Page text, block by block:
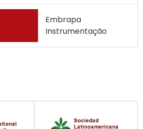
Embrapa
Instrumentação